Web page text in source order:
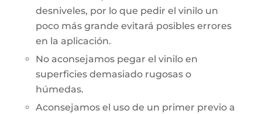
desniveles, por lo que pedir el vinilo un
poco más grande evitará posibles errores
en la aplicación.
No aconsejamos pegar el vinilo en
superficies demasiado rugosas o
húmedas.
Aconsejamos el uso de un primer previo a